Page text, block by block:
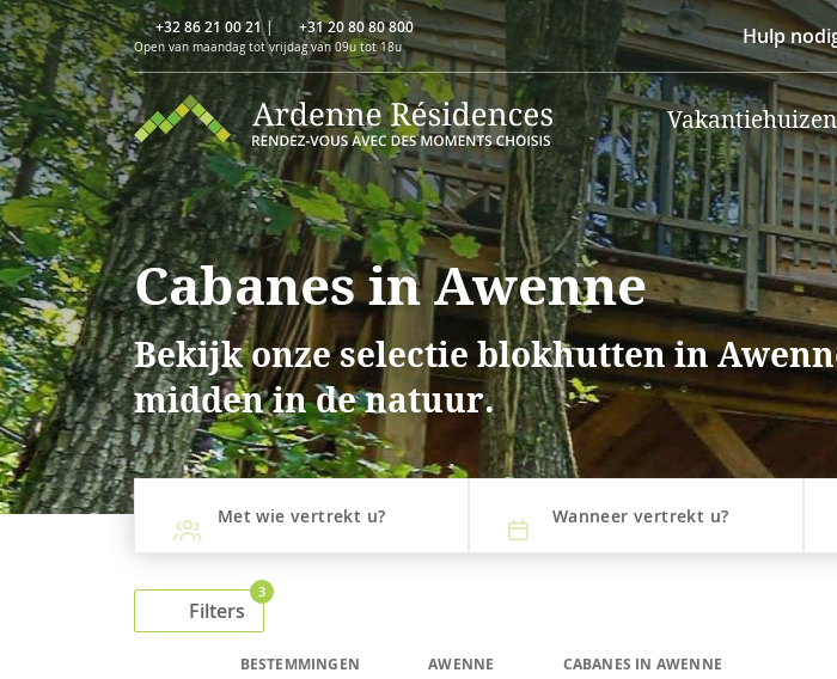
+32 86 21 00 21| +31 20 80 80 800
Open van maandag tot vrijdag van 09u tot 18u Hulp
Cabanes in Awenne
Bekijk onze selectie blokhutten in
midden in de natuur.
Met wie vertrekt u? Wanneer vertrekt u?
Filters
3
BESTEMMINGEN AWENNE CABANES IN AWENNE